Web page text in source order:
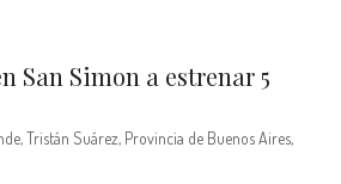
San Simon a estrenar 5
Tristán Suárez, Provincia de Buenos Aires,